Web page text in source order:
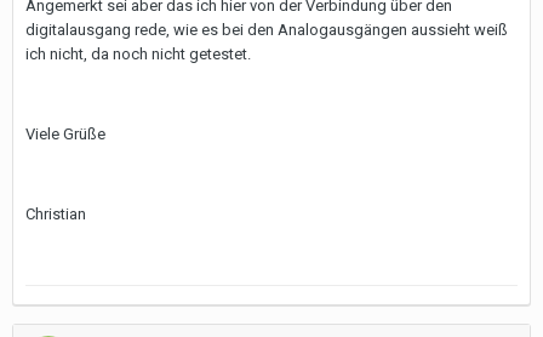
Angemerkt sei aber das ich hier von der Verbindung über den
digitalausgang rede, wie es bei den Analogausgängen aussieht weiß
ich nicht, da noch nicht getestet.
Viele Grüße
Christian